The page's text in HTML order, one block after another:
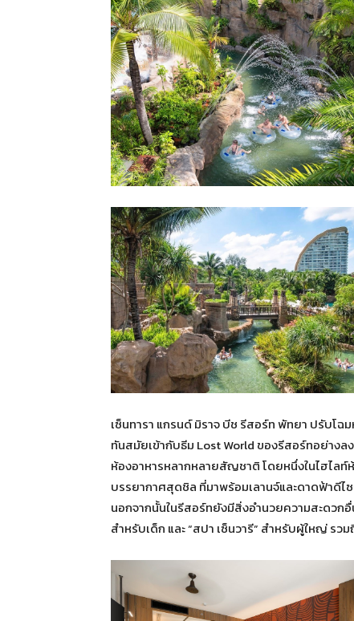
เซ็นทารา แกรนด์ มิราจ บีช รีสอร์ท พัทยา ปรับโ
ทันสมัยเข้ากับธีม Lost World ของรีสอร์ทอย่าง
ห้องอาหารหลากหลายสัญชาติ โดยหนึ่งในไฮไล
บรรยากาศสุดชิล ที่มาพร้อมเลานจ์และดาดฟ้าดี
นอกจากนั้นในรีสอร์ทยังมีสิ่งอำนวยความสะดว
สำหรับเด็ก และ “สปา เซ็นวารี” สำหรับผู้ใหญ่ ร